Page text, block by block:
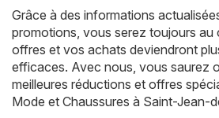
Grâce à des informations
promotions, vous serez toujours au
offres et vos achats deviendront
efficaces. Avec nous, vous saurez
meilleures réductions et offres
Mode et Chaussures à Saint-Jean-